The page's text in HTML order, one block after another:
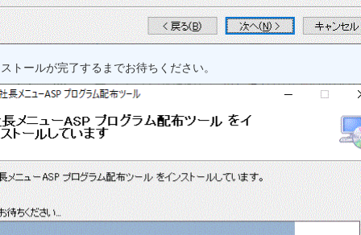
トールが完了するまでお待ちください。